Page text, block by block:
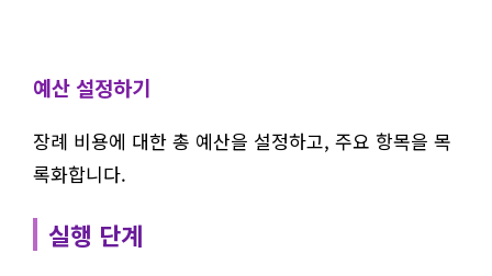
예산 설정하기
장례 비용에 대한 총 예산을 설정하고, 주요 항목을 목
록화합니다.
실행 단계